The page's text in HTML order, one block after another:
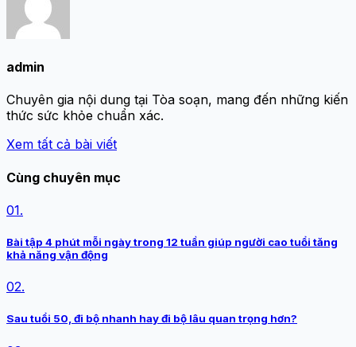
admin
Chuyên gia nội dung tại Tòa soạn, mang đến những kiến
thức sức khỏe chuẩn xác.
Xem tất cả bài viết
Cùng chuyên mục
01.
Bài tập 4 phút mỗi ngày trong 12 tuần giúp người cao tuổi tăng
khả năng vận động
02.
Sau tuổi 50, đi bộ nhanh hay đi bộ lâu quan trọng hơn?